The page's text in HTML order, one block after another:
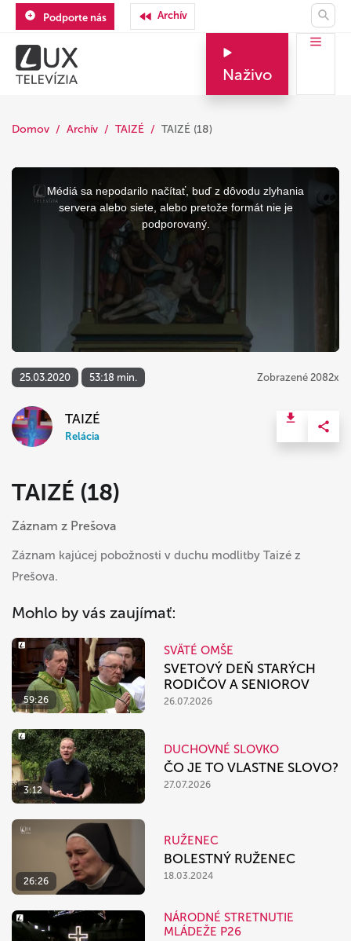
Podporte nás Archív
Naživo
Domov Archív TAIZÉ TAIZÉ (18)
This
window.
Médiá sa nepodarilo načítať, buď z dôvodu zlyhania
servera alebo siete, alebo pretože formát nie je
podporovaný.
25.03.2020 53:18 min. Zobrazené 2082x
TAIZÉ
Relácia
TAIZÉ (18)
Záznam z Prešova
Záznam kajúcej pobožnosti v duchu modlitby Taizé z
Prešova.
Mohlo by vás zaujímať:
59:26
SVÄTÉ OMŠE
SVETOVÝ DEŇ STARÝCH
RODIČOV A SENIOROV
26.07.2026
3:12
DUCHOVNÉ SLOVKO
ČO JE TO VLASTNE SLOVO?
27.07.2026
26:26
RUŽENEC
BOLESTNÝ RUŽENEC
18.03.2024
NÁRODNÉ STRETNUTIE
MLÁDEŽE P26